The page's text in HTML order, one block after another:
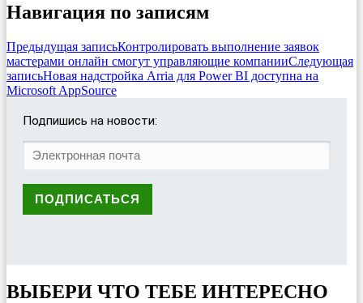
Навигация по записям
Предыдущая записьКонтролировать выполнение заявок
мастерами онлайн смогут управляющие компанииСледующая
записьНовая надстройка Arria для Power BI доступна на
Microsoft AppSource
Подпишись на новости:
ВЫБЕРИ ЧТО ТЕБЕ ИНТЕРЕСНО